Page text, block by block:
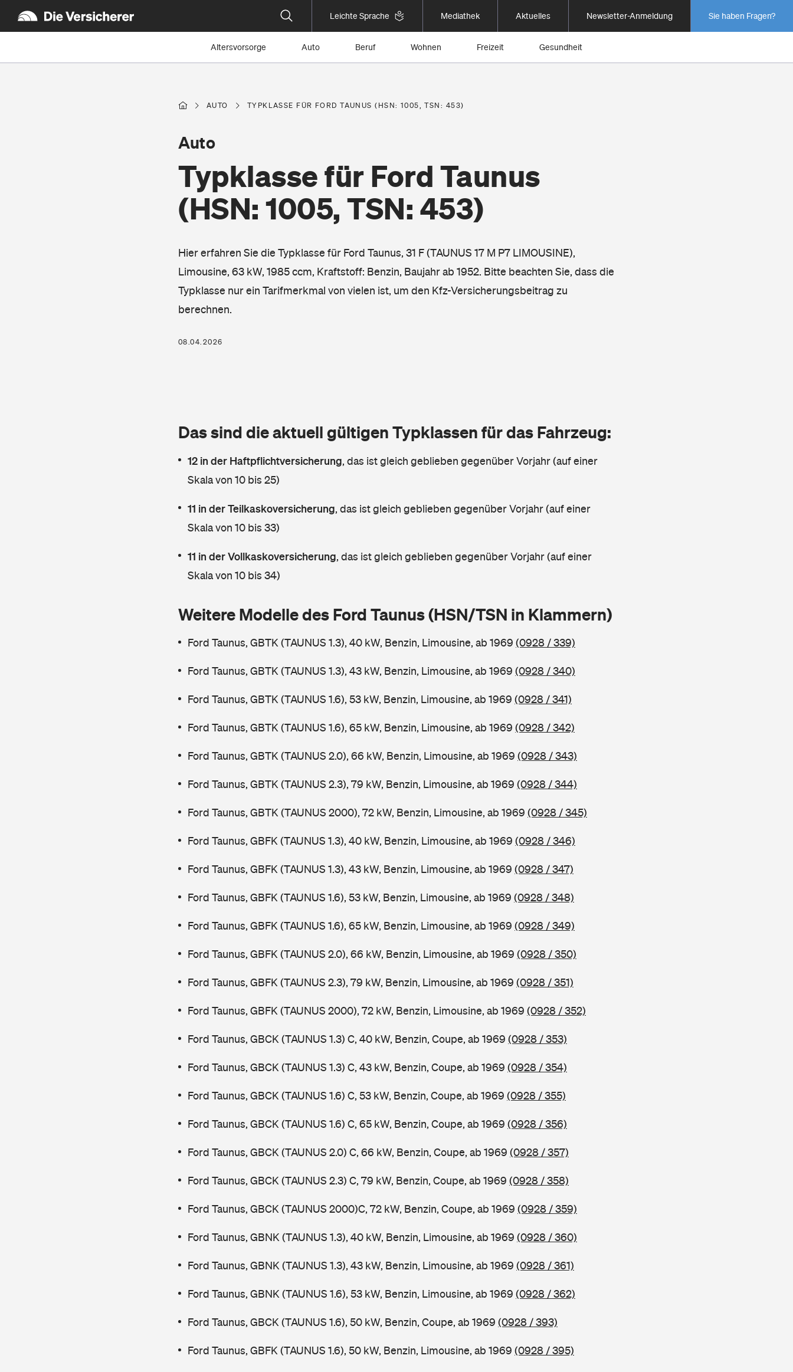
Leichte Sprache Mediathek Aktuelles Newsletter-Anmeldung Sie haben Fragen?
Altersvorsorge Auto Beruf Wohnen Freizeit Gesundheit
AUTO TYPKLASSE FÜR FORD TAUNUS (HSN: 1005, TSN: 453)
Typklasse für Ford Taunus
(HSN: 1005, TSN: 453)
Auto
Hier erfahren Sie die Typklasse für Ford Taunus, 31 F (TAUNUS 17 M P7 LIMOUSINE),
Limousine, 63 kW, 1985 ccm, Kraftstoff: Benzin, Baujahr ab 1952. Bitte beachten Sie, dass die
Typklasse nur ein Tarifmerkmal von vielen ist, um den Kfz-Versicherungsbeitrag zu
berechnen.
08.04.2026
Das sind die aktuell gültigen Typklassen für das Fahrzeug:
12 in der Haftpflichtversicherung, das ist gleich geblieben gegenüber Vorjahr (auf einer
Skala von 10 bis 25)
11 in der Teilkaskoversicherung, das ist gleich geblieben gegenüber Vorjahr (auf einer
Skala von 10 bis 33)
11 in der Vollkaskoversicherung, das ist gleich geblieben gegenüber Vorjahr (auf einer
Skala von 10 bis 34)
Weitere Modelle des Ford Taunus (HSN/TSN in Klammern)
Ford Taunus, GBTK (TAUNUS 1.3), 40 kW, Benzin, Limousine, ab 1969 (0928 / 339)
Ford Taunus, GBTK (TAUNUS 1.3), 43 kW, Benzin, Limousine, ab 1969 (0928 / 340)
Ford Taunus, GBTK (TAUNUS 1.6), 53 kW, Benzin, Limousine, ab 1969 (0928 / 341)
Ford Taunus, GBTK (TAUNUS 1.6), 65 kW, Benzin, Limousine, ab 1969 (0928 / 342)
Ford Taunus, GBTK (TAUNUS 2.0), 66 kW, Benzin, Limousine, ab 1969 (0928 / 343)
Ford Taunus, GBTK (TAUNUS 2.3), 79 kW, Benzin, Limousine, ab 1969 (0928 / 344)
Ford Taunus, GBTK (TAUNUS 2000), 72 kW, Benzin, Limousine, ab 1969 (0928 / 345)
Ford Taunus, GBFK (TAUNUS 1.3), 40 kW, Benzin, Limousine, ab 1969 (0928 / 346)
Ford Taunus, GBFK (TAUNUS 1.3), 43 kW, Benzin, Limousine, ab 1969 (0928 / 347)
Ford Taunus, GBFK (TAUNUS 1.6), 53 kW, Benzin, Limousine, ab 1969 (0928 / 348)
Ford Taunus, GBFK (TAUNUS 1.6), 65 kW, Benzin, Limousine, ab 1969 (0928 / 349)
Ford Taunus, GBFK (TAUNUS 2.0), 66 kW, Benzin, Limousine, ab 1969 (0928 / 350)
Ford Taunus, GBFK (TAUNUS 2.3), 79 kW, Benzin, Limousine, ab 1969 (0928 / 351)
Ford Taunus, GBFK (TAUNUS 2000), 72 kW, Benzin, Limousine, ab 1969 (0928 / 352)
Ford Taunus, GBCK (TAUNUS 1.3) C, 40 kW, Benzin, Coupe, ab 1969 (0928 / 353)
Ford Taunus, GBCK (TAUNUS 1.3) C, 43 kW, Benzin, Coupe, ab 1969 (0928 / 354)
Ford Taunus, GBCK (TAUNUS 1.6) C, 53 kW, Benzin, Coupe, ab 1969 (0928 / 355)
Ford Taunus, GBCK (TAUNUS 1.6) C, 65 kW, Benzin, Coupe, ab 1969 (0928 / 356)
Ford Taunus, GBCK (TAUNUS 2.0) C, 66 kW, Benzin, Coupe, ab 1969 (0928 / 357)
Ford Taunus, GBCK (TAUNUS 2.3) C, 79 kW, Benzin, Coupe, ab 1969 (0928 / 358)
Ford Taunus, GBCK (TAUNUS 2000)C, 72 kW, Benzin, Coupe, ab 1969 (0928 / 359)
Ford Taunus, GBNK (TAUNUS 1.3), 40 kW, Benzin, Limousine, ab 1969 (0928 / 360)
Ford Taunus, GBNK (TAUNUS 1.3), 43 kW, Benzin, Limousine, ab 1969 (0928 / 361)
Ford Taunus, GBNK (TAUNUS 1.6), 53 kW, Benzin, Limousine, ab 1969 (0928 / 362)
Ford Taunus, GBCK (TAUNUS 1.6), 50 kW, Benzin, Coupe, ab 1969 (0928 / 393)
Ford Taunus, GBFK (TAUNUS 1.6), 50 kW, Benzin, Limousine, ab 1969 (0928 / 395)